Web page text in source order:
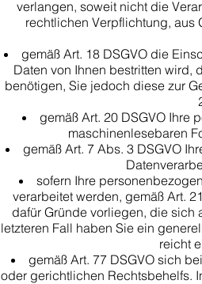
verlangen, soweit nicht die
rechtlichen Verpflichtung, aus
gemäß Art. 18 DSGVO die
Daten von Ihnen bestritten wird,
benötigen, Sie jedoch diese zur
gemäß Art. 20 DSGVO Ihre
maschinenlesebaren
gemäß Art. 7 Abs. 3 DSGVO
sofern Ihre
verarbeitet werden, gemäß Art.
dafür Gründe vorliegen, die sich
letzteren Fall haben Sie ein
reicht
gemäß Art. 77 DSGVO sich
oder gerichtlichen Rechtsbehelfs.